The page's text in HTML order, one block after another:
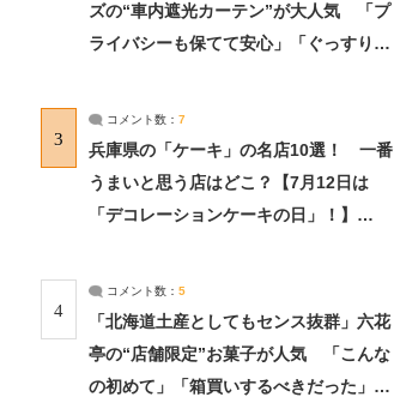
ズの“車内遮光カーテン”が大人気 「プ
ライバシーも保てて安心」「ぐっすり眠
3
コメント数： 7
兵庫県の「ケーキ」の名店10選！ 一番
うまいと思う店はどこ？【7月12日は
「デコレーションケーキの日」！】
4
コメント数： 5
「北海道土産としてもセンス抜群」六花
亭の“店舗限定”お菓子が人気 「こんな
の初めて」「箱買いするべきだった」